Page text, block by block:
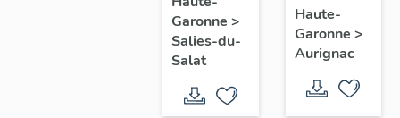
Garonne >
Salies-du-
Salat
Haute-
Garonne >
Aurignac